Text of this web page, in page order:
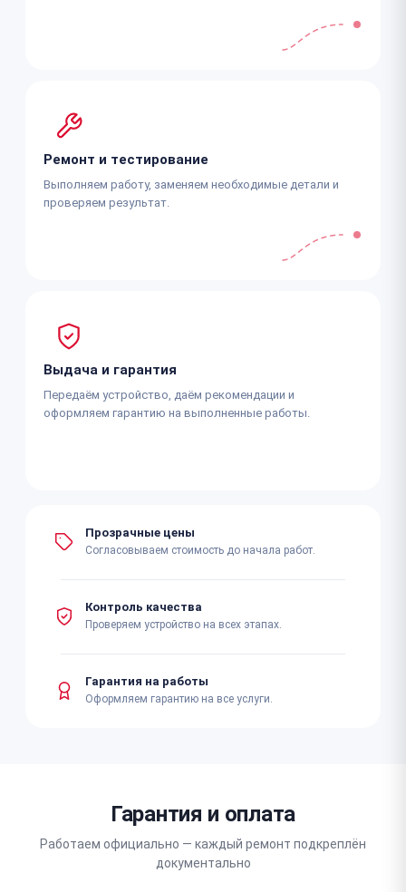
Ремонт и тестирование
Выполняем работу, заменяем необходимые детали и
проверяем результат.
Выдача и гарантия
Передаём устройство, даём рекомендации и
оформляем гарантию на выполненные работы.
Прозрачные цены
Согласовываем стоимость до начала работ.
Контроль качества
Проверяем устройство на всех этапах.
Гарантия на работы
Оформляем гарантию на все услуги.
Гарантия и оплата
Работаем официально — каждый ремонт подкреплён
документально